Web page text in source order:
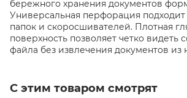
бережного хранения документов
Универсальная перфорация подходит
папок и скоросшивателей. Плотная
поверхность позволяет четко видеть
файла без извлечения документов из
С этим товаром смотрят